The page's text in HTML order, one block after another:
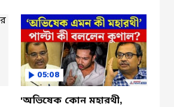
05:08
'অভিষেক কোন মহারথী,